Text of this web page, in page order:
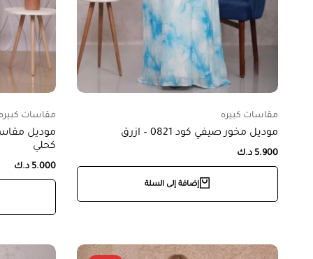
مقاسات كبيره
موديل مخور صيفي كود 0821 – ازرق
5.900 د.ك
إضافة إلى السلة
مقاسات
كحلي
5.000 د.ك